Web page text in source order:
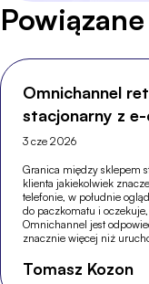
Omnichannel
stacjonarny z
3 cze 2026
Granica między sklepem
klienta jakiekolwiek
telefonie, w południe
do paczkomatu i
Omnichannel jest
znacznie więcej niż
Tomasz Kozon